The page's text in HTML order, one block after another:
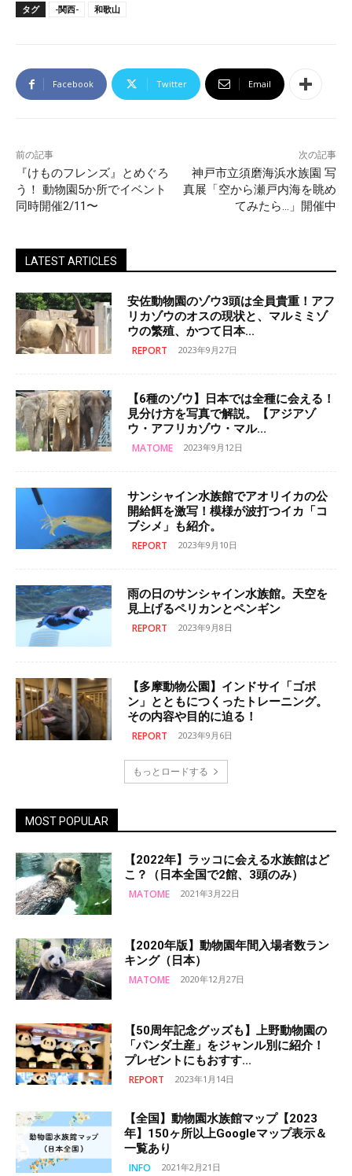
タグ -関西- 和歌山
Facebook Twitter Email
前の記事
『けものフレンズ』とめぐろ
う！ 動物園5か所でイベント
同時開催2/11〜
次の記事
神戸市立須磨海浜水族園 写
真展「空から瀬戸内海を眺め
てみたら…」開催中
LATEST ARTICLES
安佐動物園のゾウ3頭は全員貴重！アフ
リカゾウのオスの現状と、マルミミゾ
ウの繁殖、かつて日本...
REPORT 2023年9月27日
【6種のゾウ】日本では全種に会える！
見分け方を写真で解説。【アジアゾ
ウ・アフリカゾウ・マル...
MATOME 2023年9月12日
サンシャイン水族館でアオリイカの公
開給餌を激写！模様が波打つイカ「コ
ブシメ」も紹介。
REPORT 2023年9月10日
雨の日のサンシャイン水族館。天空を
見上げるペリカンとペンギン
REPORT 2023年9月8日
【多摩動物公園】インドサイ「ゴポ
ン」とともにつくったトレーニング。
その内容や目的に迫る！
REPORT 2023年9月6日
もっとロードする
MOST POPULAR
【2022年】ラッコに会える水族館はど
こ？（日本全国で2館、3頭のみ）
MATOME 2021年3月22日
【2020年版】動物園年間入場者数ラン
キング（日本）
MATOME 2020年12月27日
【50周年記念グッズも】上野動物園の
「パンダ土産」をジャンル別に紹介！
プレゼントにもおすす...
REPORT 2023年1月14日
【全国】動物園水族館マップ【2023
年】150ヶ所以上Googleマップ表示＆
一覧あり
INFO 2021年2月21日